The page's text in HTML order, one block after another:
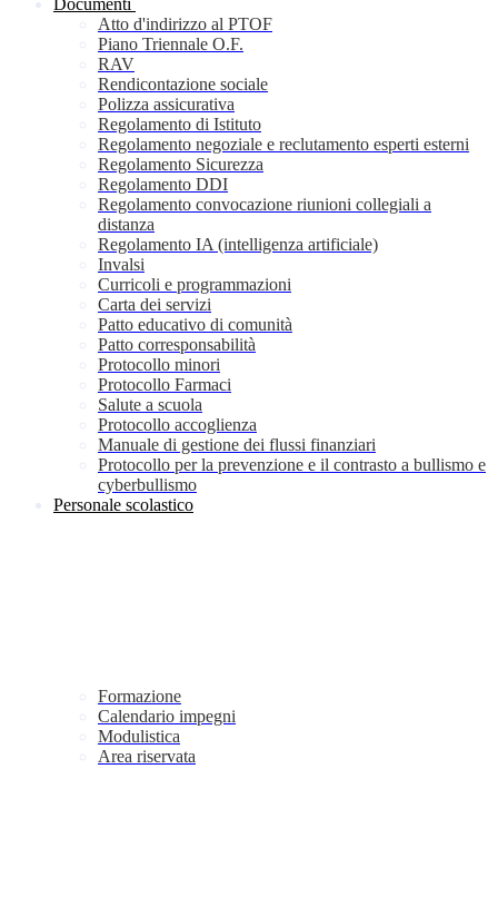
Documenti
Atto d'indirizzo al PTOF
Piano Triennale O.F.
RAV
Rendicontazione sociale
Polizza assicurativa
Regolamento di Istituto
Regolamento negoziale e reclutamento esperti esterni
Regolamento Sicurezza
Regolamento DDI
Regolamento convocazione riunioni collegiali a
distanza
Regolamento IA (intelligenza artificiale)
Invalsi
Curricoli e programmazioni
Carta dei servizi
Patto educativo di comunità
Patto corresponsabilità
Protocollo minori
Protocollo Farmaci
Salute a scuola
Protocollo accoglienza
Manuale di gestione dei flussi finanziari
Protocollo per la prevenzione e il contrasto a bullismo e
cyberbullismo
Personale scolastico
Formazione
Calendario impegni
Modulistica
Area riservata